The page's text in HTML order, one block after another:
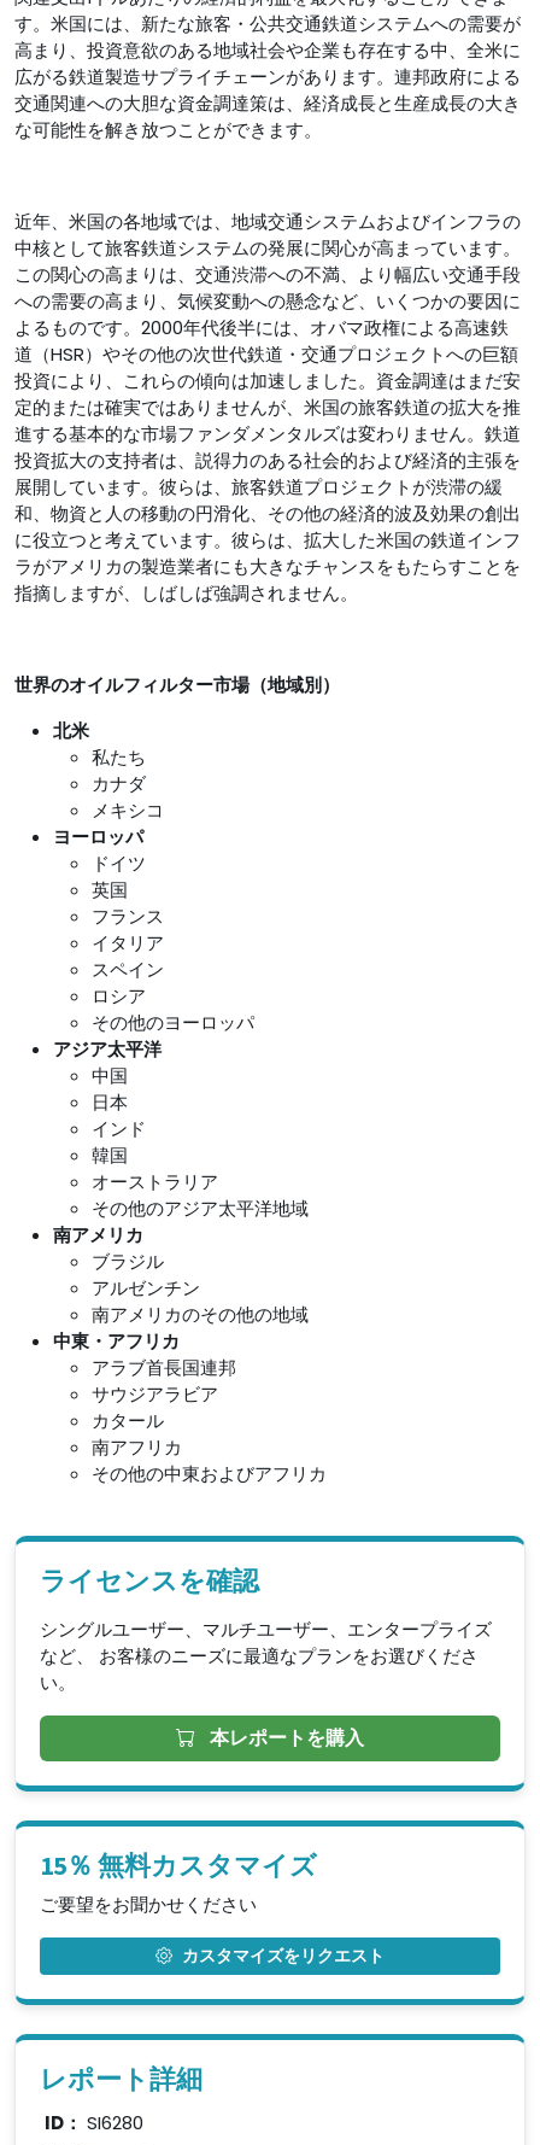
す。米国には、新たな旅客・公共交通鉄道システムへの需要が
高まり、投資意欲のある地域社会や企業も存在する中、全米に
広がる鉄道製造サプライチェーンがあります。連邦政府による
交通関連への大胆な資金調達策は、経済成長と生産成長の大き
な可能性を解き放つことができます。
近年、米国の各地域では、地域交通システムおよびインフラの
中核として旅客鉄道システムの発展に関心が高まっています。
この関心の高まりは、交通渋滞への不満、より幅広い交通手段
への需要の高まり、気候変動への懸念など、いくつかの要因に
よるものです。2000年代後半には、オバマ政権による高速鉄
道（HSR）やその他の次世代鉄道・交通プロジェクトへの巨額
投資により、これらの傾向は加速しました。資金調達はまだ安
定的または確実ではありませんが、米国の旅客鉄道の拡大を推
進する基本的な市場ファンダメンタルズは変わりません。鉄道
投資拡大の支持者は、説得力のある社会的および経済的主張を
展開しています。彼らは、旅客鉄道プロジェクトが渋滞の緩
和、物資と人の移動の円滑化、その他の経済的波及効果の創出
に役立つと考えています。彼らは、拡大した米国の鉄道インフ
ラがアメリカの製造業者にも大きなチャンスをもたらすことを
指摘しますが、しばしば強調されません。
世界のオイルフィルター市場（地域別）
北米
私たち
カナダ
メキシコ
ヨーロッパ
ドイツ
英国
フランス
イタリア
スペイン
ロシア
その他のヨーロッパ
アジア太平洋
中国
日本
インド
韓国
オーストラリア
その他のアジア太平洋地域
南アメリカ
ブラジル
アルゼンチン
南アメリカのその他の地域
中東・アフリカ
アラブ首長国連邦
サウジアラビア
カタール
南アフリカ
その他の中東およびアフリカ
ライセンスを確認
シングルユーザー、マルチユーザー、エンタープライズ
など、 お客様のニーズに最適なプランをお選びくださ
い。
本レポートを購入
15％ 無料カスタマイズ
ご要望をお聞かせください
カスタマイズをリクエスト
レポート詳細
ID： SI6280